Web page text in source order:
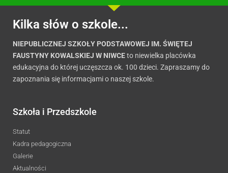
Kilka słów o szkole...
NIEPUBLICZNEJ SZKOŁY PODSTAWOWEJ IM. ŚWIĘTEJ
FAUSTYNY KOWALSKIEJ W NIWCEto niewielka placówka
edukacyjna do której uczęszcza ok. 100 dzieci. Zapraszamy do
zapoznania się informacjami o naszej szkole.
Szkoła i Przedszkole
Statut
Kadra pedagogiczna
Galerie
Aktualności